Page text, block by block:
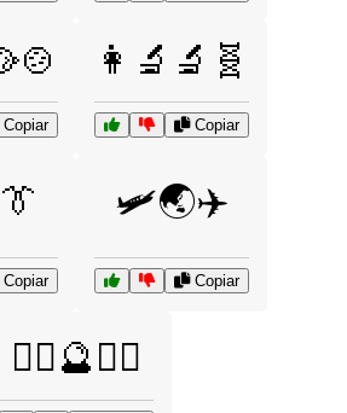
Copiar
👩‍🔬🔬🧬
Copiar
Copiar
🛩️🌏✈️
Copiar
🧙‍♂️🔮🧙‍♀️